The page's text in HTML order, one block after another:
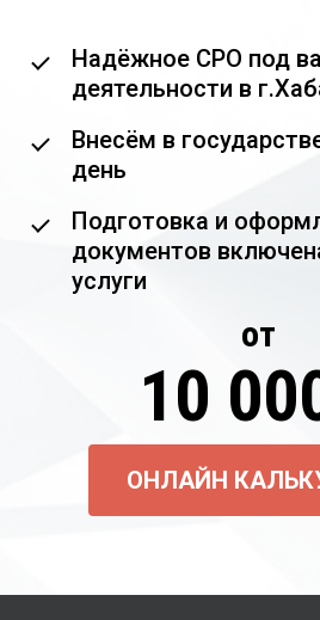
Надёжное СРО под
деятельности в
Внесём в
день
Подготовка и
документов
услуги
от
10
ОНЛАЙН